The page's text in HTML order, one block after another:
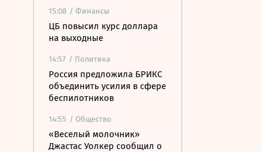
15:08 / Финансы
ЦБ повысил курс доллара
на выходные
14:57 / Политика
Россия предложила БРИКС
объединить усилия в сфере
беспилотников
14:55 / Общество
«Веселый молочник»
Джастас Уолкер сообщил о